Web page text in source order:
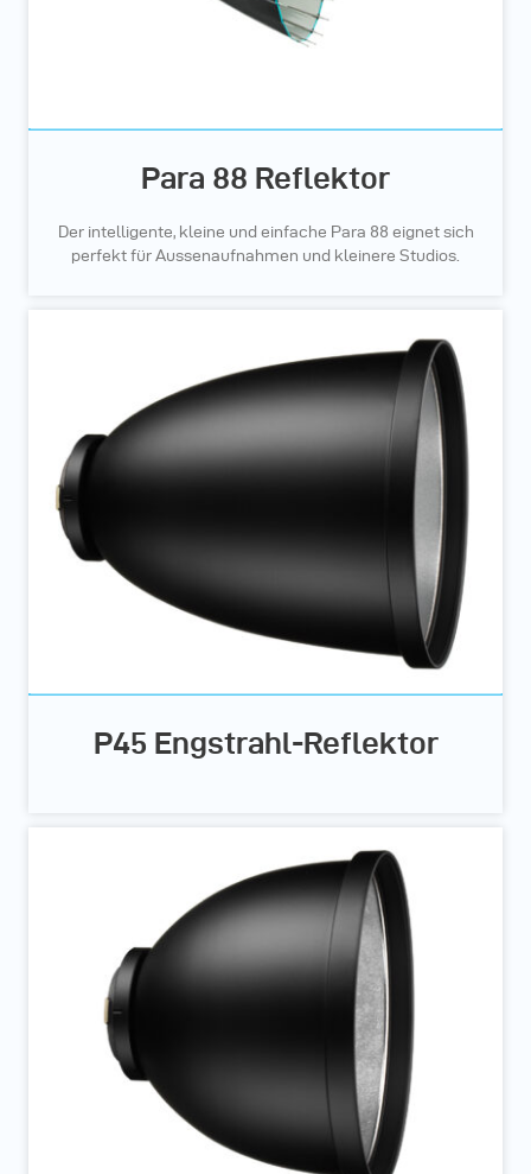
Para 88 Reflektor
Der intelligente, kleine und einfache Para 88 eignet sich
perfekt für Aussenaufnahmen und kleinere Studios.
P45 Engstrahl-Reflektor